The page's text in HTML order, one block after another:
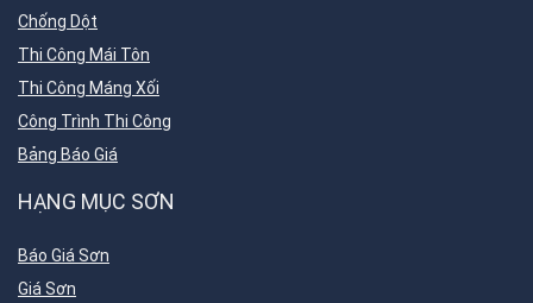
Chống Dột
Thi Công Mái Tôn
Thi Công Máng Xối
Công Trình Thi Công
Bảng Báo Giá
HẠNG MỤC SƠN
Báo Giá Sơn
Giá Sơn